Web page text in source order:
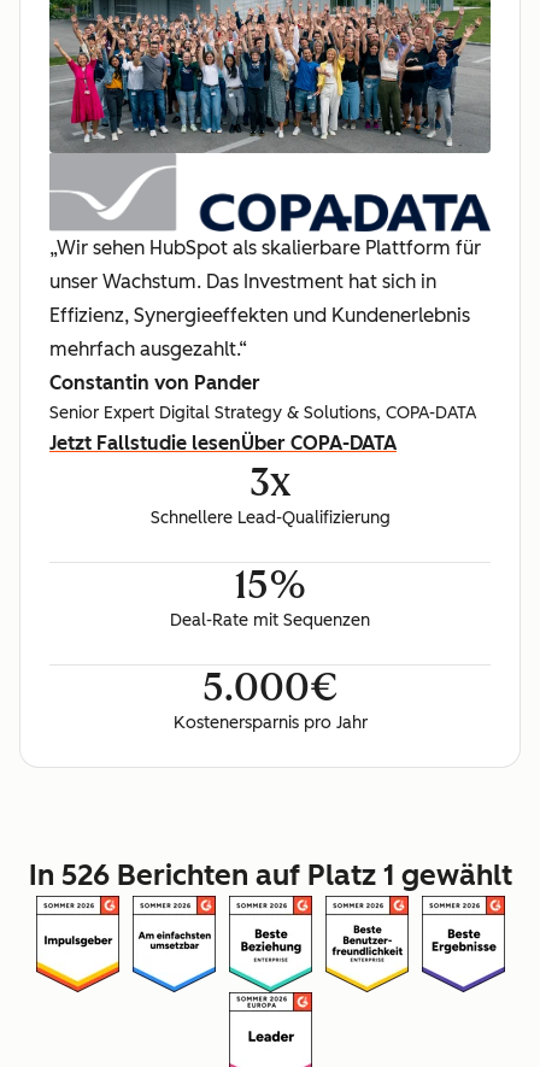
„Wir sehen HubSpot als skalierbare Plattform für
unser Wachstum. Das Investment hat sich in
Effizienz, Synergieeffekten und Kundenerlebnis
mehrfach ausgezahlt.“
Constantin von Pander
Senior Expert Digital Strategy & Solutions, COPA-DATA
Jetzt Fallstudie lesenÜber COPA-DATA
3x
Schnellere Lead-Qualifizierung
15%
Deal-Rate mit Sequenzen
5.000€
Kostenersparnis pro Jahr
In 526 Berichten auf Platz 1 gewählt